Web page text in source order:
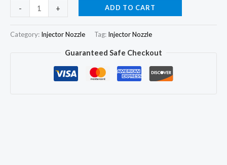
-
Injector
Nozzle
+ ADD TO CART
Category: Injector Nozzle Tag: Injector Nozzle
Guaranteed Safe Checkout